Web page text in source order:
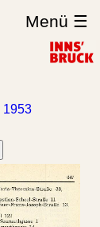
Menü ☰
1953